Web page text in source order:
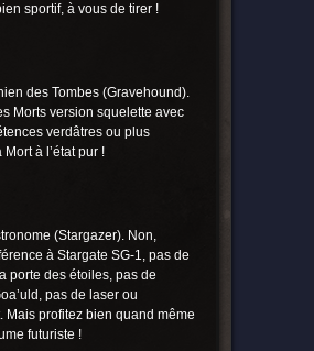
sportif, à vous de tirer !
des Tombes (Gravehound).
Morts version squelette avec
verdâtres ou plus
à l’état pur !
(Stargazer). Non,
à Stargate SG-1, pas de
porte des étoiles, pas de
pas de laser ou
Mais profitez bien quand même
futuriste !